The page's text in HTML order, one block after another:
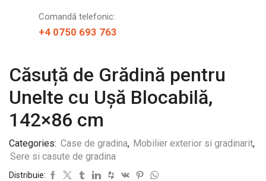
Comandă telefonic:
+4 0750 693 763
Căsuță de Grădină pentru
Unelte cu Ușă Blocabilă,
142×86 cm
Categories: Case de gradina, Mobilier exterior si gradinarit,
Sere si casute de gradina
Distribuie: